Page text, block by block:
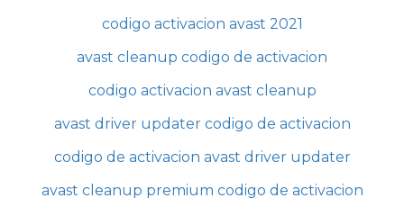
codigo activacion avast 2021
avast cleanup codigo de activacion
codigo activacion avast cleanup
avast driver updater codigo de activacion
codigo de activacion avast driver updater
avast cleanup premium codigo de activacion